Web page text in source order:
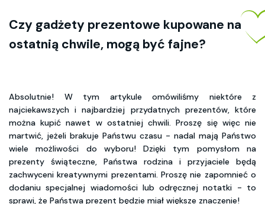
Czy gadżety prezentowe kupowane na
ostatnią chwile, mogą być fajne?
Absolutnie! W tym artykule omówiliśmy niektóre z
najciekawszych i najbardziej przydatnych prezentów, które
można kupić nawet w ostatniej chwili. Proszę się więc nie
martwić, jeżeli brakuje Państwu czasu - nadal mają Państwo
wiele możliwości do wyboru! Dzięki tym pomysłom na
prezenty świąteczne, Państwa rodzina i przyjaciele będą
zachwyceni kreatywnymi prezentami. Proszę nie zapomnieć o
dodaniu specjalnej wiadomości lub odręcznej notatki - to
sprawi, że Państwa prezent będzie miał większe znaczenie!